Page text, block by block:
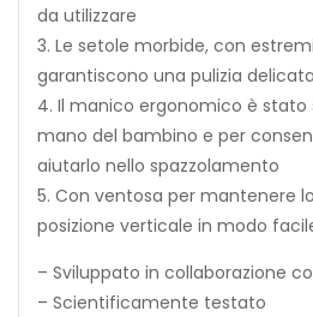
da utilizzare
3. Le setole morbide, con
garantiscono una pulizia
4. Il manico ergonomico è stato
mano del bambino e per
aiutarlo nello spazzolamento
5. Con ventosa per mantenere
posizione verticale in modo
– Sviluppato in collaborazione
– Scientificamente testato